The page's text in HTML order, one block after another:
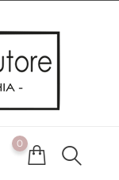
possibile
alla nostra
preferenze sui
0